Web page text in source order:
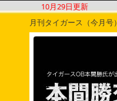
10月29日更新
月刊タイガース（今月号）